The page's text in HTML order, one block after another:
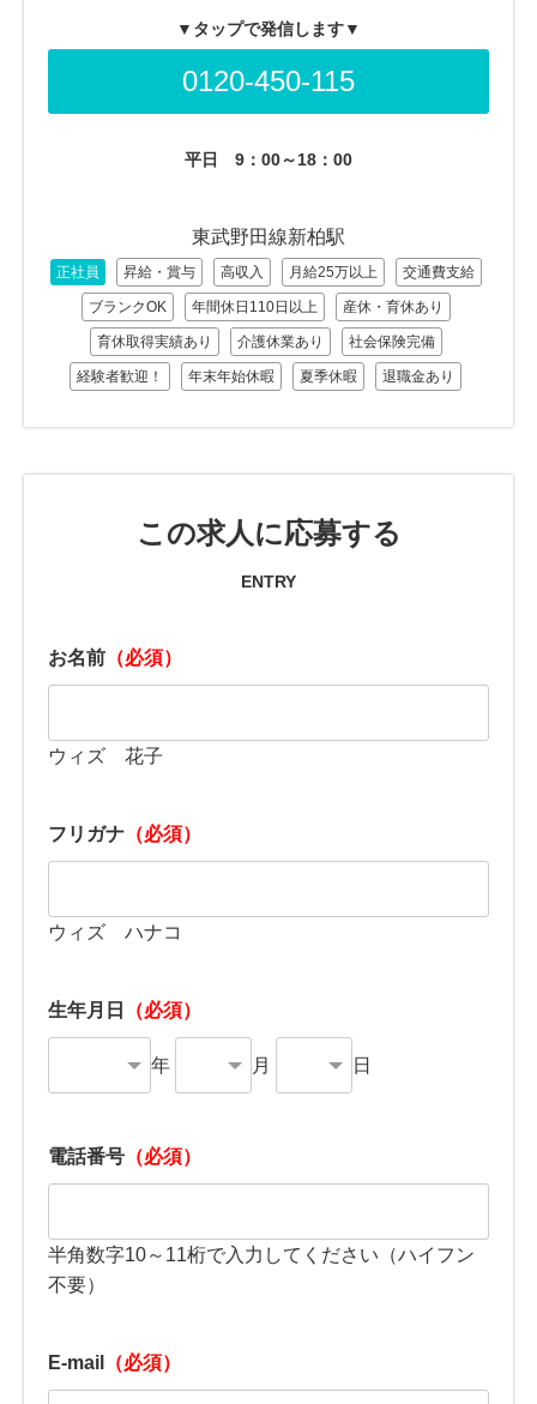
▼タップで発信します▼
0120-450-115
平日 9：00～18：00
東武野田線新柏駅
正社員 昇給・賞与 高収入 月給25万以上 交通費支給
ブランクOK 年間休日110日以上 産休・育休あり
育休取得実績あり 介護休業あり 社会保険完備
経験者歓迎！ 年末年始休暇 夏季休暇 退職金あり
この求人に応募する
ENTRY
お名前 （必須）
ウィズ 花子
フリガナ （必須）
ウィズ ハナコ
生年月日 （必須）
年 月 日
電話番号 （必須）
半角数字10～11桁で入力してください（ハイフン
不要）
E-mail （必須）